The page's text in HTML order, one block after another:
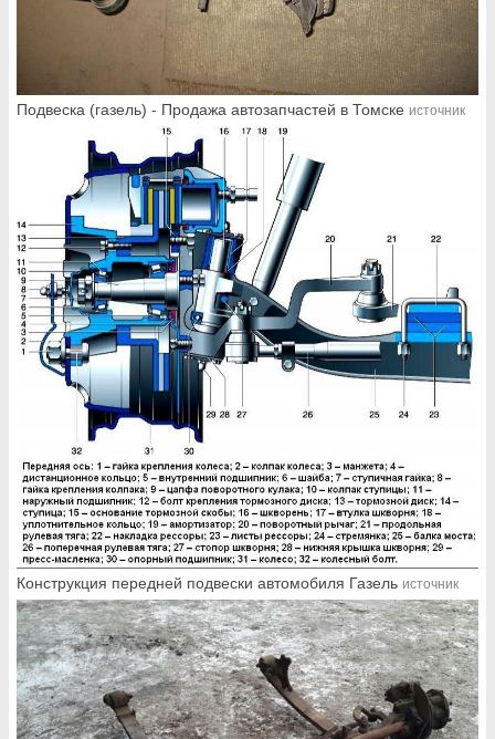
Подвеска (газель) - Продажа автозапчастей в Томске источник
Конструкция передней подвески автомобиля Газель источник